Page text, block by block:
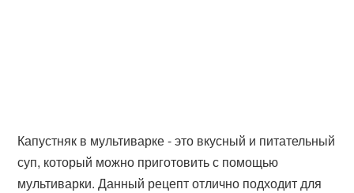
Капустняк в мультиварке - это вкусный и питательный
суп, который можно приготовить с помощью
мультиварки. Данный рецепт отлично подходит для